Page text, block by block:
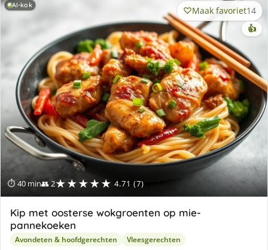
AI-kok
⏱ 40 min👥 2★★★★★ 4.71 (7)
Maak favoriet14
👍
Kip met oosterse wokgroenten op mie-
pannekoeken
Avondeten & hoofdgerechten Vleesgerechten